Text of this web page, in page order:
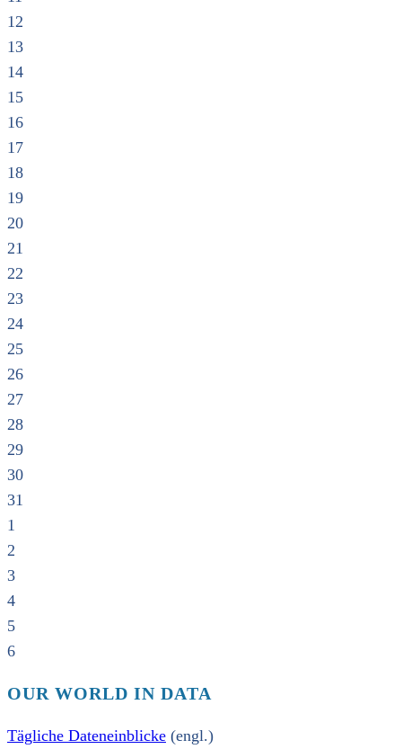
12
13
14
15
16
17
18
19
20
21
22
23
24
25
26
27
28
29
30
31
1
2
3
4
5
6
OUR WORLD IN DATA
Tägliche Dateneinblicke (engl.)